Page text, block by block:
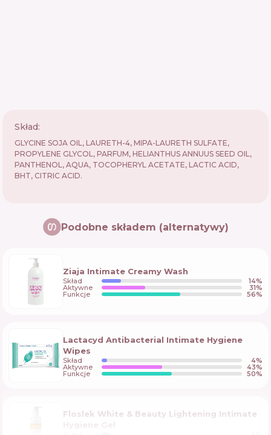
Skład:
GLYCINE SOJA OIL, LAURETH-4, MIPA-LAURETH SULFATE,
PROPYLENE GLYCOL, PARFUM, HELIANTHUS ANNUUS SEED OIL,
PANTHENOL, AQUA, TOCOPHERYL ACETATE, LACTIC ACID,
BHT, CITRIC ACID.
Podobne składem (alternatywy)
Ziaja Intimate Creamy Wash
Skład 14%
Aktywne 31%
Funkcje 56%
Lactacyd Antibacterial Intimate Hygiene
Wipes
Skład 4%
Aktywne 43%
Funkcje 50%
Floslek White & Beauty Lightening Intimate